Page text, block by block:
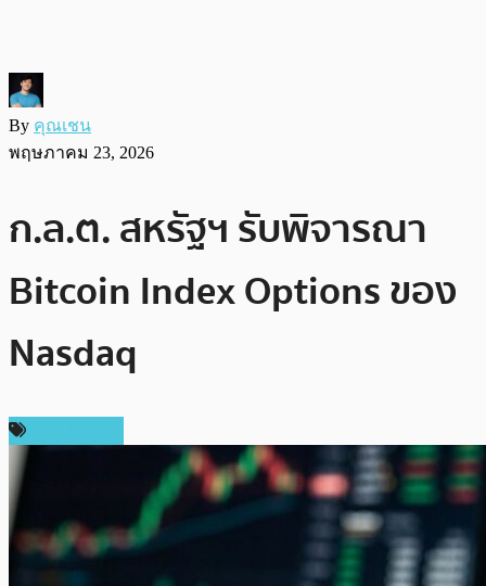
By คุณเชน
พฤษภาคม 23, 2026
ก.ล.ต. สหรัฐฯ รับพิจารณา
Bitcoin Index Options ของ
Nasdaq